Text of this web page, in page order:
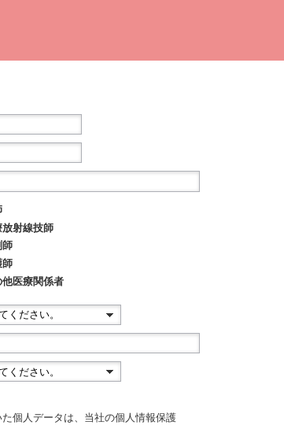
放射線技師
師
師
他医療関係者
個人データは、当社の個人情報保護